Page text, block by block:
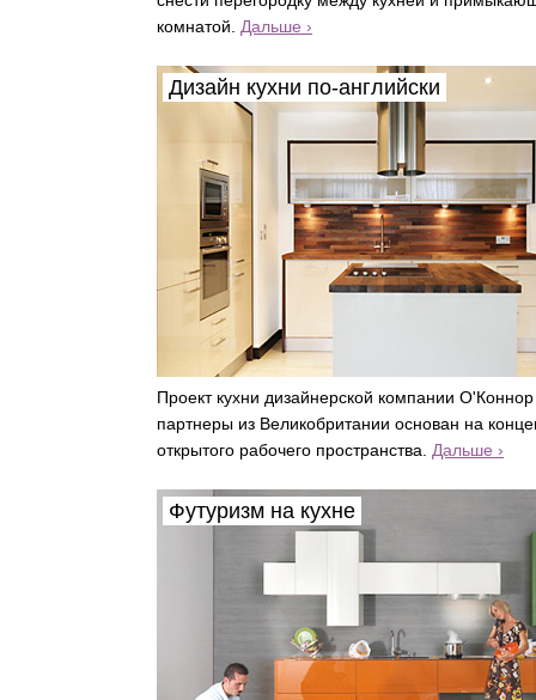
комнатой. Дальше ›
Дизайн кухни по-английски
Проект кухни дизайнерской компании
партнеры из Великобритании основан на
открытого рабочего пространства. Дальше ›
Футуризм на кухне